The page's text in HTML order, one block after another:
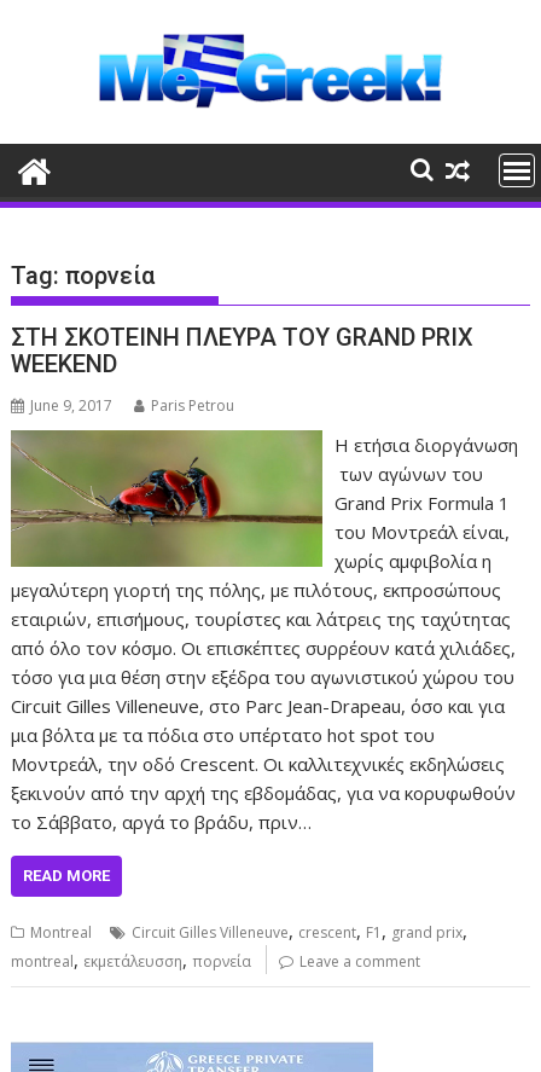
Tag:πορνεία
ΣΤΗ ΣΚΟΤΕΙΝΗ ΠΛΕΥΡΑ ΤΟΥ GRAND PRIX
WEEKEND
June 9, 2017 Paris Petrou
Η ετήσια διοργάνωση
των αγώνων του
Grand Prix Formula 1
του Μοντρεάλ είναι,
χωρίς αμφιβολία η
μεγαλύτερη γιορτή της πόλης, με πιλότους, εκπροσώπους
εταιριών, επισήμους, τουρίστες και λάτρεις της ταχύτητας
από όλο τον κόσμο. Οι επισκέπτες συρρέουν κατά χιλιάδες,
τόσο για μια θέση στην εξέδρα του αγωνιστικού χώρου του
Circuit Gilles Villeneuve, στο Parc Jean-Drapeau, όσο και για
μια βόλτα με τα πόδια στο υπέρτατο hot spot του
Μοντρεάλ, την οδό Crescent. Οι καλλιτεχνικές εκδηλώσεις
ξεκινούν από την αρχή της εβδομάδας, για να κορυφωθούν
το Σάββατο, αργά το βράδυ, πριν…
READ MORE
Montreal Circuit Gilles Villeneuve, crescent, F1 , grand prix,
montreal, εκμετάλευσση,πορνεία Leave a comment